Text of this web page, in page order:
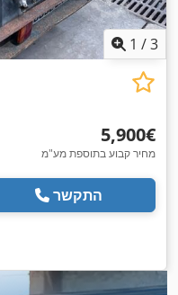
1 /3
‏5,900 ‏€
מחיר קבוע בתוספת מע"מ
התקשר